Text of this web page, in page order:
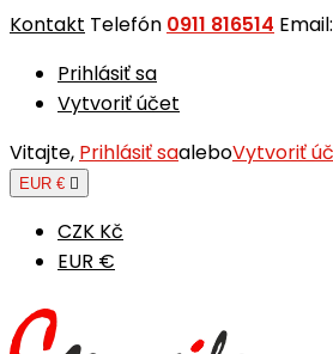
Kontakt Telefón 0911 816514 Email:
Prihlásiť sa
Vytvoriť účet
Vitajte, Prihlásiť saaleboVytvoriť
EUR € 
CZK Kč
EUR €